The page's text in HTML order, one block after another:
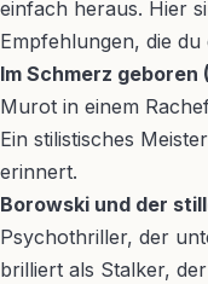
einfach heraus. Hier
Empfehlungen, die
Im Schmerz geboren
Murot in einem
Ein stilistisches
erinnert.
Borowski und der
Psychothriller, der
brilliert als Stalker,